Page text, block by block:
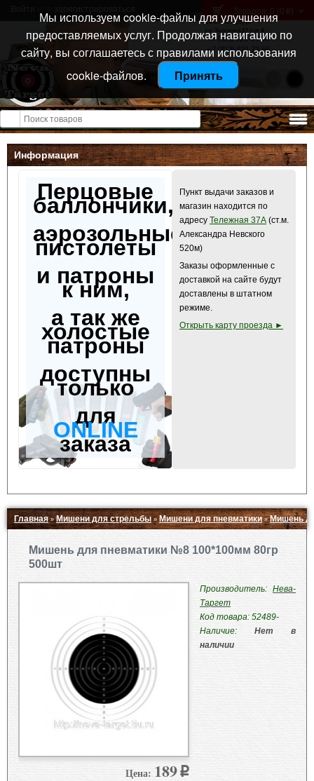
Санкт-Петербург
ул. Тележная 37 лит А
+7 (911) 021-04-08
+7 (812) 921-73-50
Товаров: 0 (0 p )
Открыть меню
Информация
Перцовые
баллончики,
аэрозольные
пистолеты
и патроны
к ним,
а так же
холостые
патроны
доступны
только
для
ONLINE
заказа
Пункт выдачи заказов и
магазин находится по
адресу Тележная 37А (ст.м.
Александра Невского
520м)
Заказы оформленные с
доставкой на сайте будут
доставлены в штатном
режиме.
Открыть карту проезда ►
Главная»Мишени для стрельбы » Мишени для пневматики»Мишень
Мишень для пневматики №8 100*100мм 80гр
500шт
Производитель: Нева-
Таргет
Код товара: 52489-
Наличие: Нет в
наличии
Цена: 189p
Мы используем cookie-файлы для улучшения
предоставляемых услуг. Продолжая навигацию по
сайту, вы соглашаетесь с правилами использования
cookie-файлов.
Принять